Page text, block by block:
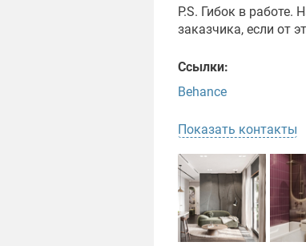
Р.S. Гибок в работе.
заказчика, если от
Ссылки:
Behance
Показать контакты